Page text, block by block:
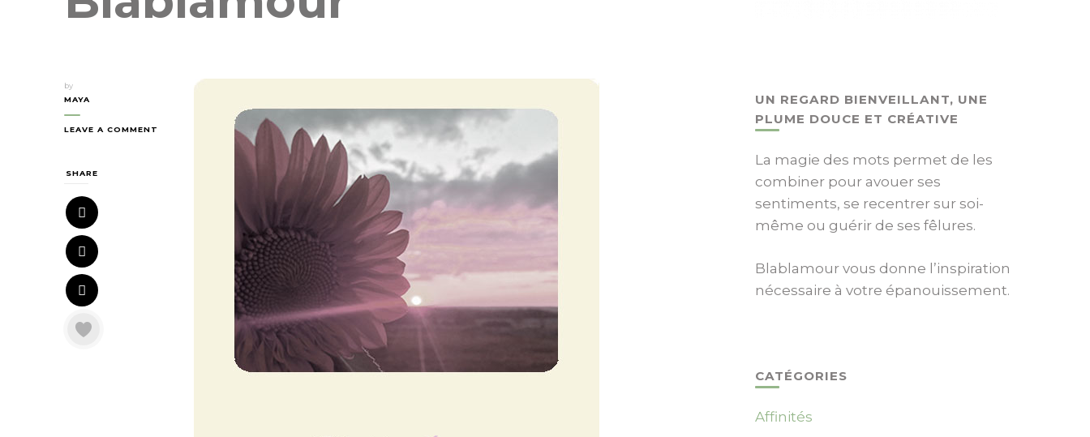
by
MAYA
LEAVE A COMMENT
SHARE
UN REGARD BIENVEILLANT, UNE
PLUME DOUCE ET CRÉATIVE
La magie des mots permet de les
combiner pour avouer ses
sentiments, se recentrer sur soi-
même ou guérir de ses fêlures.
Blablamour vous donne l’inspiration
nécessaire à votre épanouissement.
CATÉGORIES
Affinités